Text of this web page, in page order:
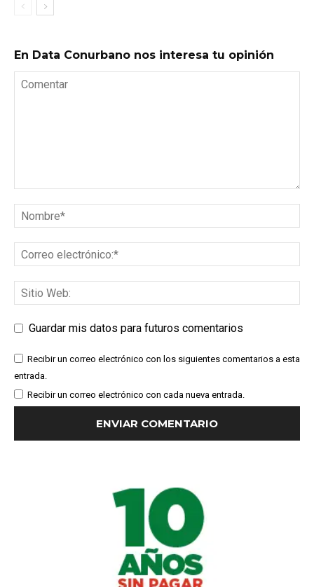
En Data Conurbano nos interesa tu opinión
Guardar mis datos para futuros comentarios
Recibir un correo electrónico con los siguientes comentarios a esta
entrada.
Recibir un correo electrónico con cada nueva entrada.